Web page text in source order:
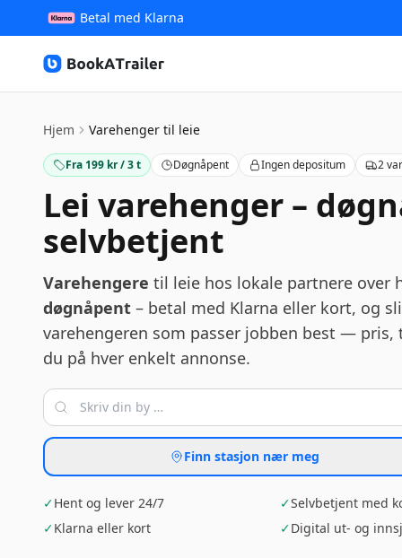
Betal med Klarna
Hjem Varehenger til leie
Fra 199 kr / 3 t Døgnåpent Ingen depositum 2
Lei varehenger –
selvbetjent
Varehengere til leie hos lokale partnere over
døgnåpent – betal med Klarna eller kort, og
varehengeren som passer jobben best —
du på hver enkelt annonse.
Søk etter by
Finn stasjon nær meg
✓Hent og lever 24/7 ✓Selvbetjent med
✓Klarna eller kort ✓Digital ut- og